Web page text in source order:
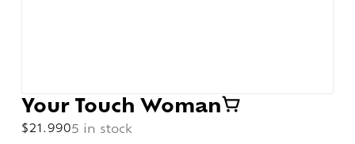
Your Touch Woman
$21.9905 in stock